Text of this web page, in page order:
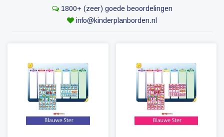
pictogrammen.1800+ (zeer) goede beoordelingen
info@kinderplanborden.nl